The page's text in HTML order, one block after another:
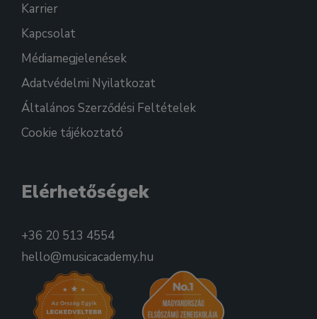
Karrier
Kapcsolat
Médiamegjelenések
Adatvédelmi Nyilatkozat
Általános Szerződési Feltételek
Cookie tájékoztató
Elérhetőségek
+36 20 513 4554
hello@musicacademy.hu